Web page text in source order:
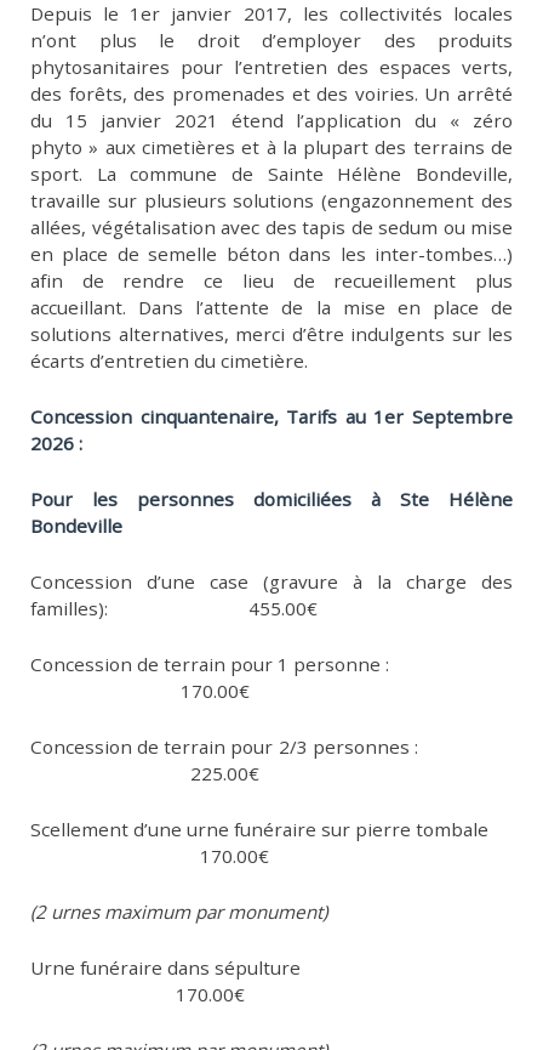
Depuis le 1er janvier 2017, les collectivités locales
n’ont plus le droit d’employer des produits
phytosanitaires pour l’entretien des espaces verts,
des forêts, des promenades et des voiries. Un arrêté
du 15 janvier 2021 étend l’application du « zéro
phyto » aux cimetières et à la plupart des terrains de
sport. La commune de Sainte Hélène Bondeville,
travaille sur plusieurs solutions (engazonnement des
allées, végétalisation avec des tapis de sedum ou mise
en place de semelle béton dans les inter-tombes…)
afin de rendre ce lieu de recueillement plus
accueillant. Dans l’attente de la mise en place de
solutions alternatives, merci d’être indulgents sur les
écarts d’entretien du cimetière.
Concession cinquantenaire, Tarifs au 1er Septembre
2026 :
Pour les personnes domiciliées à Ste Hélène
Bondeville
Concession d’une case (gravure à la charge des
familles): 455.00€
Concession de terrain pour 1 personne :
170.00€
Concession de terrain pour 2/3 personnes :
225.00€
Scellement d’une urne funéraire sur pierre tombale
170.00€
(2 urnes maximum par monument)
Urne funéraire dans sépulture
170.00€